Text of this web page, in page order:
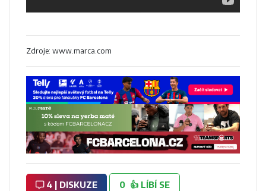
Zdroje: www.marca.com
4 | DISKUZE 0 👍 LÍBÍ SE